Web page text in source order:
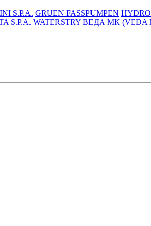
S.P.A. GRUEN FASSPUMPEN
S.P.A. WATERSTRY ВЕДА МК (VEDA